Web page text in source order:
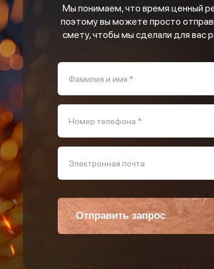
Мы понимаем, что время ценный
поэтому вы можете просто
смету, чтобы мы сделали для вас
Фамилия и имя *
Номер телефона *
Электронная почта
Отправить запрос